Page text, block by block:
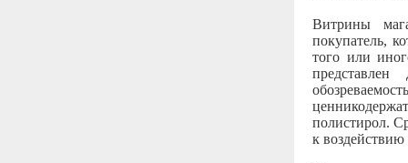
Витрины
покупатель,
того или
полистирол.
к воздействию